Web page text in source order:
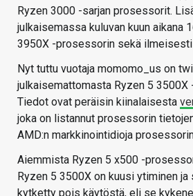
Ryzen 3000 -sarjan prosessorit.
julkaisemassa kuluvan kuun aikana
3950X -prosessorin sekä ilmeisesti
Nyt tuttu vuotaja momomo_us on
julkaisemattomasta Ryzen 5
Tiedot ovat peräisin kiinalaisesta
joka on listannut prosessorin
AMD:n markkinointidioja
Aiemmista Ryzen 5 x500 -
Ryzen 5 3500X on kuusi ytiminen ja
kytketty pois käytöstä, eli se